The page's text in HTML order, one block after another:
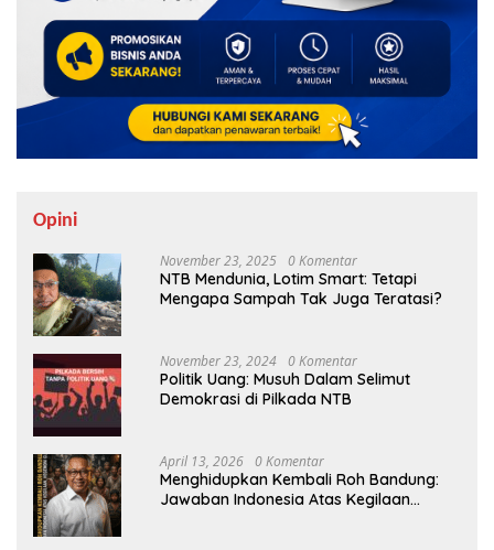
Opini
November 23, 2025 0 Komentar
NTB Mendunia, Lotim Smart: Tetapi
Mengapa Sampah Tak Juga Teratasi?
November 23, 2024 0 Komentar
Politik Uang: Musuh Dalam Selimut
Demokrasi di Pilkada NTB
April 13, 2026 0 Komentar
Menghidupkan Kembali Roh Bandung:
Jawaban Indonesia Atas Kegilaan